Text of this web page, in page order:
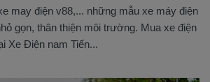
may điện v88,... những mẫu xe máy điện
gọn, thân thiện môi trường. Mua xe điện
Xe Điện nam Tiến...